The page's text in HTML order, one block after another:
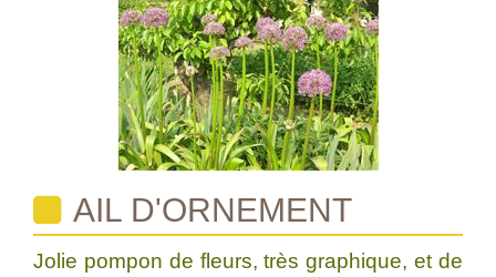
AIL D'ORNEMENT
Jolie pompon de fleurs, très graphique, et de